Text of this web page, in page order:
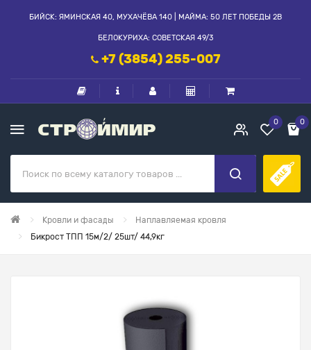
БИЙСК: ЯМИНСКАЯ 40, МУХАЧЁВА 140 | МАЙМА: 50 ЛЕТ ПОБЕДЫ 2В
БЕЛОКУРИХА: СОВЕТСКАЯ 49/3
+7 (3854) 255-007
0 0
Кровли и фасады
Наплавляемая кровля
Бикрост ТПП 15м/2/ 25шт/ 44,9кг